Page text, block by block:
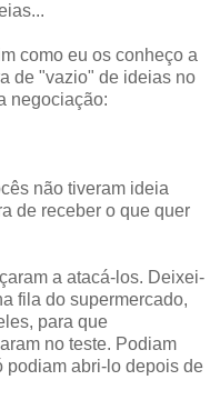
como eu os conheço a
de "vazio" de ideias no
negociação:
não tiveram ideia
de receber o que quer
a atacá-los. Deixei-
fila do supermercado,
para que
no teste. Podiam
podiam abri-lo depois de